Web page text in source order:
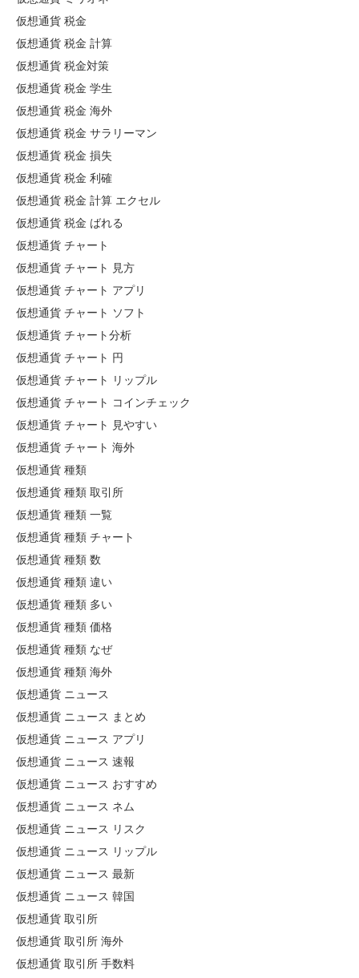
仮想通貨 税金
仮想通貨 税金 計算
仮想通貨 税金対策
仮想通貨 税金 学生
仮想通貨 税金 海外
仮想通貨 税金 サラリーマン
仮想通貨 税金 損失
仮想通貨 税金 利確
仮想通貨 税金 計算 エクセル
仮想通貨 税金 ばれる
仮想通貨 チャート
仮想通貨 チャート 見方
仮想通貨 チャート アプリ
仮想通貨 チャート ソフト
仮想通貨 チャート分析
仮想通貨 チャート 円
仮想通貨 チャート リップル
仮想通貨 チャート コインチェック
仮想通貨 チャート 見やすい
仮想通貨 チャート 海外
仮想通貨 種類
仮想通貨 種類 取引所
仮想通貨 種類 一覧
仮想通貨 種類 チャート
仮想通貨 種類 数
仮想通貨 種類 違い
仮想通貨 種類 多い
仮想通貨 種類 価格
仮想通貨 種類 なぜ
仮想通貨 種類 海外
仮想通貨 ニュース
仮想通貨 ニュース まとめ
仮想通貨 ニュース アプリ
仮想通貨 ニュース 速報
仮想通貨 ニュース おすすめ
仮想通貨 ニュース ネム
仮想通貨 ニュース リスク
仮想通貨 ニュース リップル
仮想通貨 ニュース 最新
仮想通貨 ニュース 韓国
仮想通貨 取引所
仮想通貨 取引所 海外
仮想通貨 取引所 手数料